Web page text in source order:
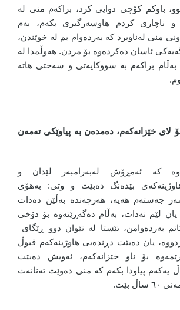
ساڵ بوو، باوکم کۆچی دوایی کرد، براکەم منی لە
و ناچاری کردم هاوسەرگیری بکەم، بەم
منی لەناوبرد کە بەردەوام بم لە خوێندن،
ئاسان دەکردەوە بۆ مردن. هەوڵمدا لە
براکەم بە سووکایەتی و سەختی هاتە
لای خێزانەکەم، دەمدەن بە پیاوێکی تەمەن
کە ئەمڕۆش لەبەرامبەر لێدان و
هاوژینەکەی بێدەنگ دەبێت و وتی: بەهۆی
جەستەم هەیە، هەرچەندە بەڵێن دەدات
لێم نەدات، بەڵام دەگەڕێتەوە بۆ دۆخی
بەردەوامن، ئێستا لە نێوان دوو ڕێگای
یان دەبێت دڕندەیی هاوژینەکەم قبوڵ
بۆ ناو خێزانەکەم، ئەویش دەبێت
یەکەم پیاودا بکەم کە منی دەوێت تەنانەت
بێت.